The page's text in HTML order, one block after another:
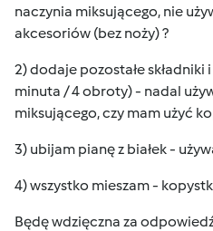
naczynia miksującego, nie
akcesoriów (bez noży) ?
2) dodaje pozostałe składniki
minuta / 4 obroty) - nadal
miksującego, czy mam użyć
3) ubijam pianę z białek -
4) wszystko mieszam -
Będę wdzięczna za